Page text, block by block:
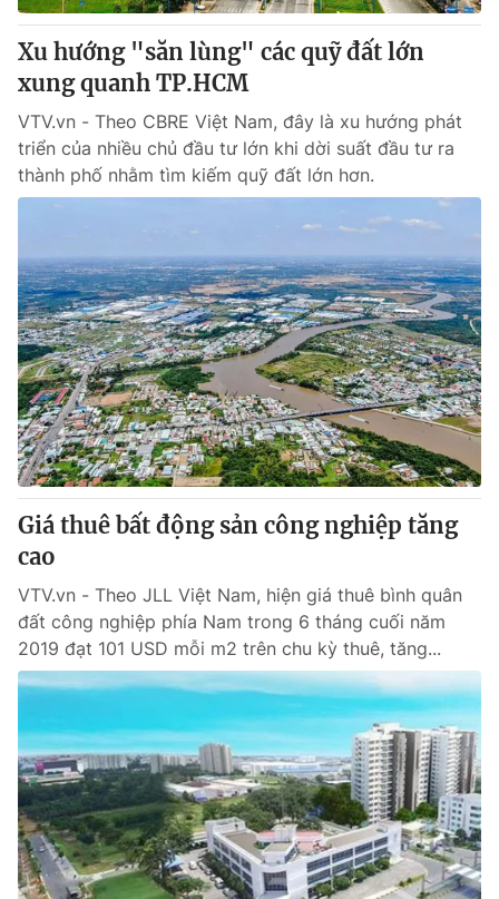
Xu hướng "săn lùng" các quỹ đất lớn
xung quanh TP.HCM
VTV.vn - Theo CBRE Việt Nam, đây là xu hướng phát
triển của nhiều chủ đầu tư lớn khi dời suất đầu tư ra
thành phố nhằm tìm kiếm quỹ đất lớn hơn.
Giá thuê bất động sản công nghiệp tăng
cao
VTV.vn - Theo JLL Việt Nam, hiện giá thuê bình quân
đất công nghiệp phía Nam trong 6 tháng cuối năm
2019 đạt 101 USD mỗi m2 trên chu kỳ thuê, tăng...